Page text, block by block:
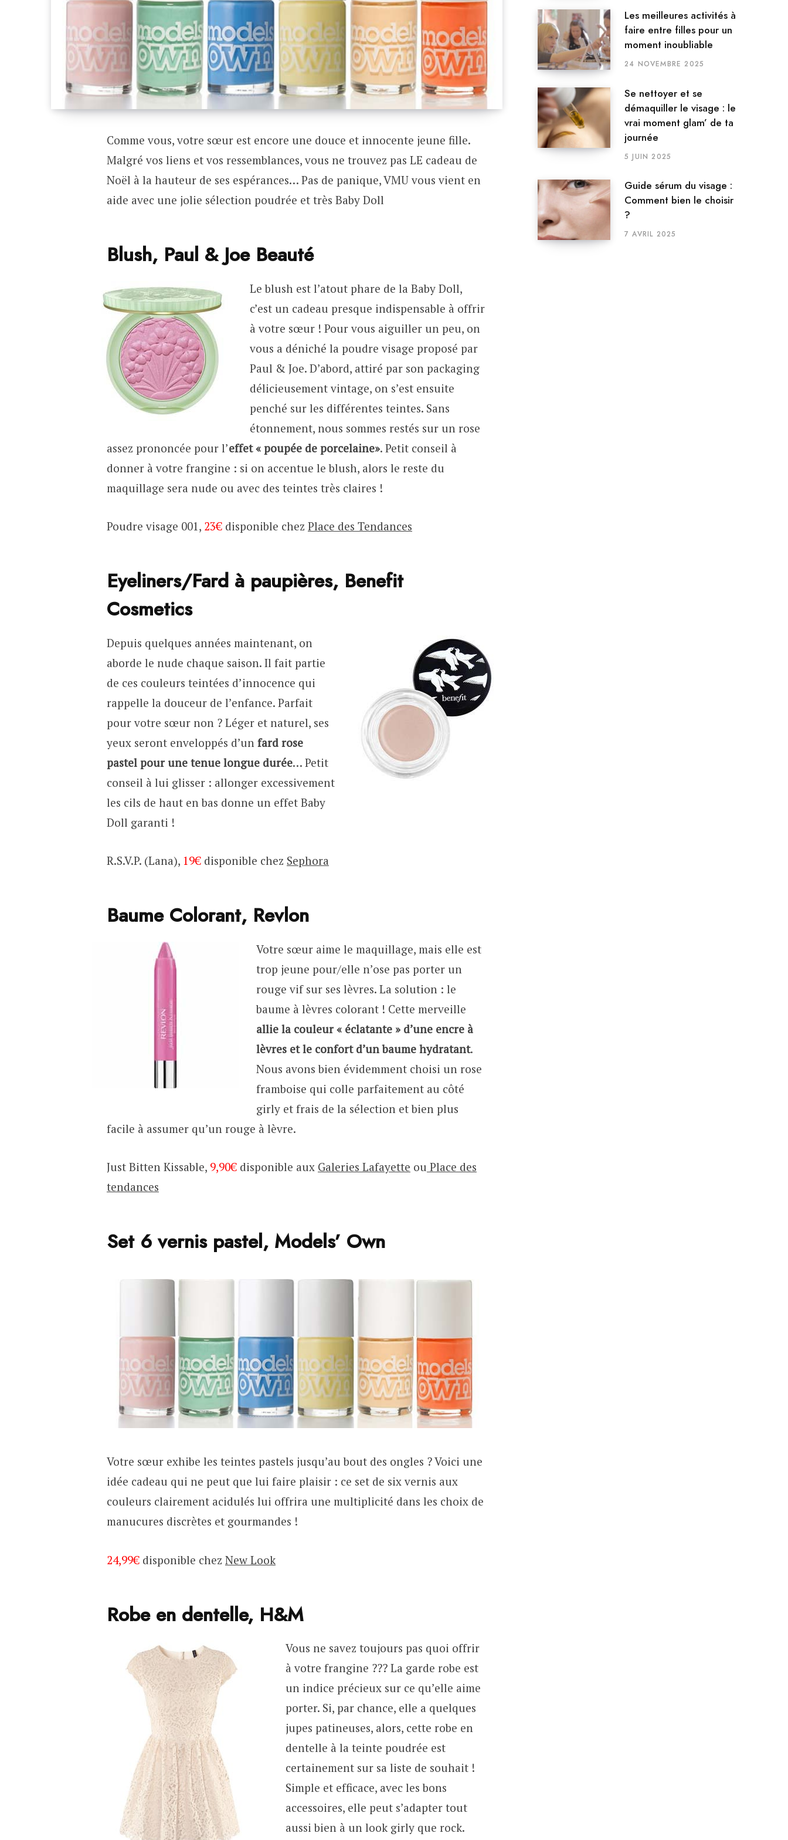
Comme vous, votre sœur est encore une douce et innocente jeune fille.
Malgré vos liens et vos ressemblances, vous ne trouvez pas LE cadeau de
Noël à la hauteur de ses espérances… Pas de panique, VMU vous vient en
aide avec une jolie sélection poudrée et très Baby Doll
Blush, Paul & Joe Beauté
Le blush est l’atout phare de la Baby Doll,
c’est un cadeau presque indispensable à offrir
à votre sœur ! Pour vous aiguiller un peu, on
vous a déniché la poudre visage proposé par
Paul & Joe. D’abord, attiré par son packaging
délicieusement vintage, on s’est ensuite
penché sur les différentes teintes. Sans
étonnement, nous sommes restés sur un rose
assez prononcée pour l’effet « poupée de porcelaine». Petit conseil à
donner à votre frangine : si on accentue le blush, alors le reste du
maquillage sera nude ou avec des teintes très claires !
Poudre visage 001, 23€disponible chez Place des Tendances
Eyeliners/Fard à paupières, Benefit
Cosmetics
Depuis quelques années maintenant, on
aborde le nude chaque saison. Il fait partie
de ces couleurs teintées d’innocence qui
rappelle la douceur de l’enfance. Parfait
pour votre sœur non ? Léger et naturel, ses
yeux seront enveloppés d’un fard rose
pastel pour une tenue longue durée… Petit
conseil à lui glisser : allonger excessivement
les cils de haut en bas donne un effet Baby
Doll garanti !
R.S.V.P. (Lana), 19€disponible chez Sephora
Baume Colorant, Revlon
Votre sœur aime le maquillage, mais elle est
trop jeune pour/elle n’ose pas porter un
rouge vif sur ses lèvres. La solution : le
baume à lèvres colorant ! Cette merveille
allie la couleur « éclatante » d’une encre à
lèvres et le confort d’un baume hydratant.
Nous avons bien évidemment choisi un rose
framboise qui colle parfaitement au côté
girly et frais de la sélection et bien plus
facile à assumer qu’un rouge à lèvre.
Just Bitten Kissable, 9,90€disponible aux Galeries Lafayette ou Place des
tendances
Set 6 vernis pastel, Models’ Own
Votre sœur exhibe les teintes pastels jusqu’au bout des ongles ? Voici une
idée cadeau qui ne peut que lui faire plaisir : ce set de six vernis aux
couleurs clairement acidulés lui offrira une multiplicité dans les choix de
manucures discrètes et gourmandes !
24,99€disponible chez New Look
Robe en dentelle, H&M
Vous ne savez toujours pas quoi offrir
à votre frangine ??? La garde robe est
un indice précieux sur ce qu’elle aime
porter. Si, par chance, elle a quelques
jupes patineuses, alors, cette robe en
dentelle à la teinte poudrée est
certainement sur sa liste de souhait !
Simple et efficace, avec les bons
accessoires, elle peut s’adapter tout
aussi bien à un look girly que rock.
Les meilleures activités à
faire entre filles pour un
moment inoubliable
24 NOVEMBRE 2025
Se nettoyer et se
démaquiller le visage : le
vrai moment glam’ de ta
journée
5 JUIN 2025
Guide sérum du visage :
Comment bien le choisir
?
7 AVRIL 2025